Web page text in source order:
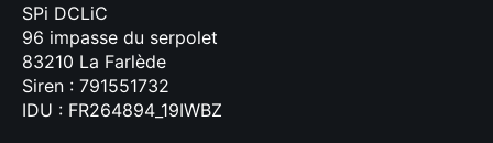
SPi DCLiC
96 impasse du serpolet
83210 La Farlède
Siren : 791551732
IDU : FR264894_19IWBZ